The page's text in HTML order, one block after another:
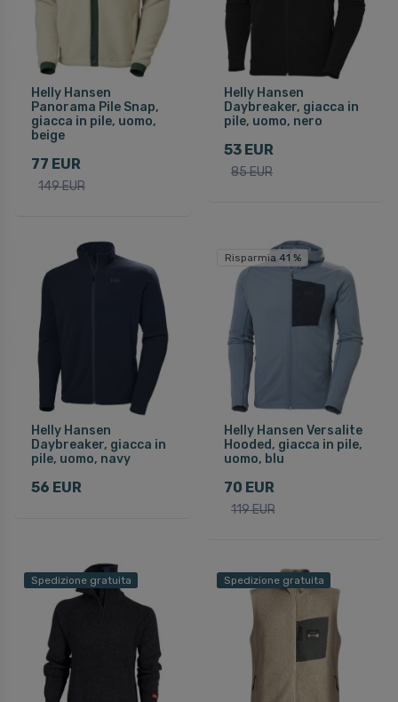
Helly Hansen
Panorama Pile Snap,
giacca in pile, uomo,
beige
77 EUR
149 EUR
Helly Hansen
Daybreaker, giacca in
pile, uomo, nero
53 EUR
85 EUR
Helly Hansen
Daybreaker, giacca in
pile, uomo, navy
56 EUR
Risparmia 41 %
Helly Hansen Versalite
Hooded, giacca in pile,
uomo, blu
70 EUR
119 EUR
Spedizione gratuita Spedizione gratuita